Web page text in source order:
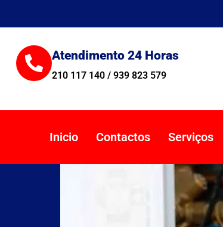
Atendimento 24 Horas
210 117 140 / 939 823 579
Inicio Contactos Serviços